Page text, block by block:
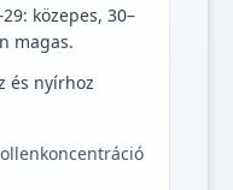
közepes, 30–
magas.
és nyírhoz